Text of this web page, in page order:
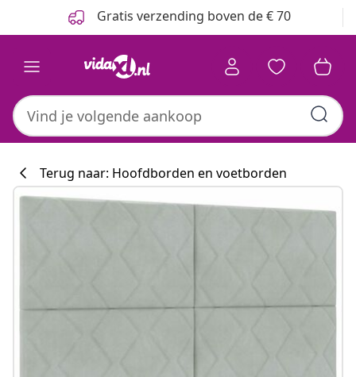
Gratis verzending boven de € 70
Terug naar: Hoofdborden en voetborden